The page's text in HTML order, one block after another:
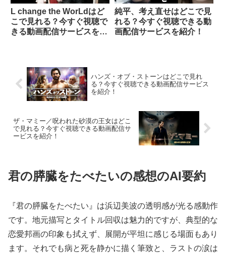
L change the WorLdはど
こで見れる？今すぐ視聴で
きる動画配信サービスを紹
純平、考え直せはどこで見
れる？今すぐ視聴できる動
画配信サービスを紹介！
ハンズ・オブ・ストーンはどこで見れ
る？今すぐ視聴できる動画配信サービス
を紹介！
ザ・マミー／呪われた砂漠の王女はどこ
で見れる？今すぐ視聴できる動画配信サ
ービスを紹介！
君の膵臓をたべたいの感想のAI要約
『君の膵臓をたべたい』は浜辺美波の透明感が光る感動作
です。地元描写とタイトル回収は魅力的ですが、典型的な
恋愛邦画の印象も拭えず、展開が平坦に感じる場面もあり
ます。それでも病と死を静かに描く筆致と、ラストの涙は